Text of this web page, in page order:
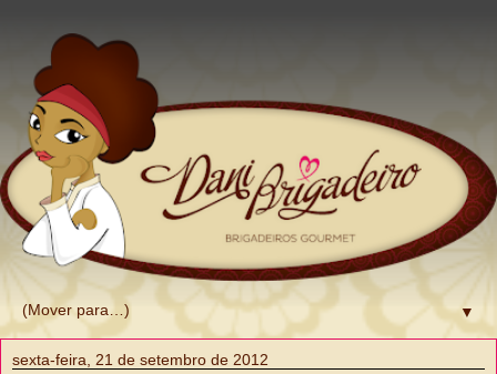
▼
sexta-feira, 21 de setembro de 2012